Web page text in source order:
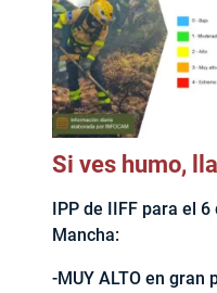
Si ves humo,
IPP de IIFF para el
Mancha:
-MUY ALTO en gran